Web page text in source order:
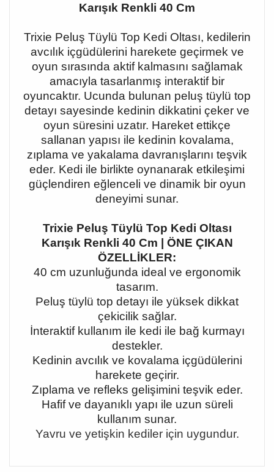
Karışık Renkli 40 Cm
Trixie Peluş Tüylü Top Kedi Oltası, kedilerin
avcılık içgüdülerini harekete geçirmek ve
oyun sırasında aktif kalmasını sağlamak
amacıyla tasarlanmış interaktif bir
oyuncaktır. Ucunda bulunan peluş tüylü top
detayı sayesinde kedinin dikkatini çeker ve
oyun süresini uzatır. Hareket ettikçe
sallanan yapısı ile kedinin kovalama,
zıplama ve yakalama davranışlarını teşvik
eder. Kedi ile birlikte oynanarak etkileşimi
güçlendiren eğlenceli ve dinamik bir oyun
deneyimi sunar.
Trixie Peluş Tüylü Top Kedi Oltası
Karışık Renkli 40 Cm | ÖNE ÇIKAN
ÖZELLİKLER:
40 cm uzunluğunda ideal ve ergonomik
tasarım.
Peluş tüylü top detayı ile yüksek dikkat
çekicilik sağlar.
İnteraktif kullanım ile kedi ile bağ kurmayı
destekler.
Kedinin avcılık ve kovalama içgüdülerini
harekete geçirir.
Zıplama ve refleks gelişimini teşvik eder.
Hafif ve dayanıklı yapı ile uzun süreli
kullanım sunar.
Yavru ve yetişkin kediler için uygundur.